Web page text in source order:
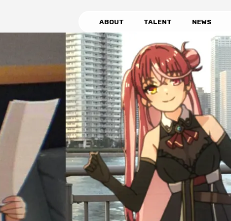
ABOUT TALENT NEWS